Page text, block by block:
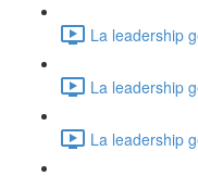
La leadership
La leadership
La leadership